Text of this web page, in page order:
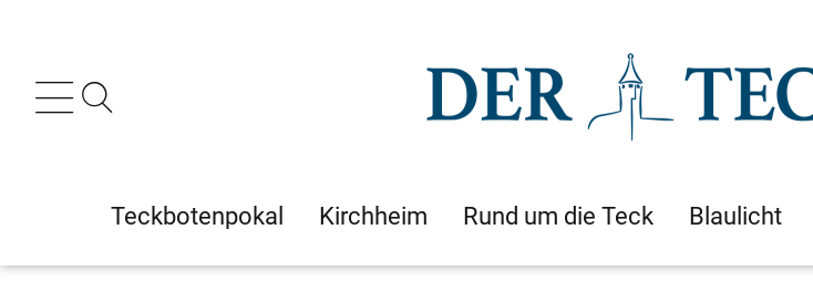
Teckbotenpokal Kirchheim Rund um die Teck Blaulicht